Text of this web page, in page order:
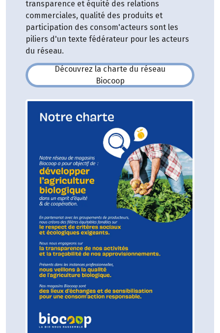
transparence et équité des relations
commerciales, qualité des produits et
participation des consom'acteurs sont les
piliers d'un texte fédérateur pour les acteurs
du réseau.
Découvrez la charte du réseau
Biocoop
(s'ouvre dans une nouvelle